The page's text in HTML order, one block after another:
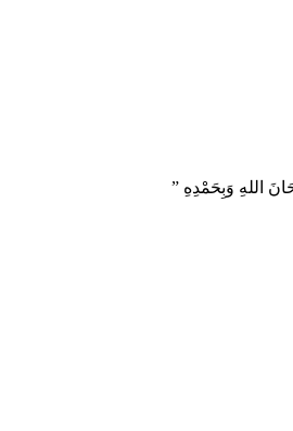
اللهِ وَبِحَمْدِهِ ”